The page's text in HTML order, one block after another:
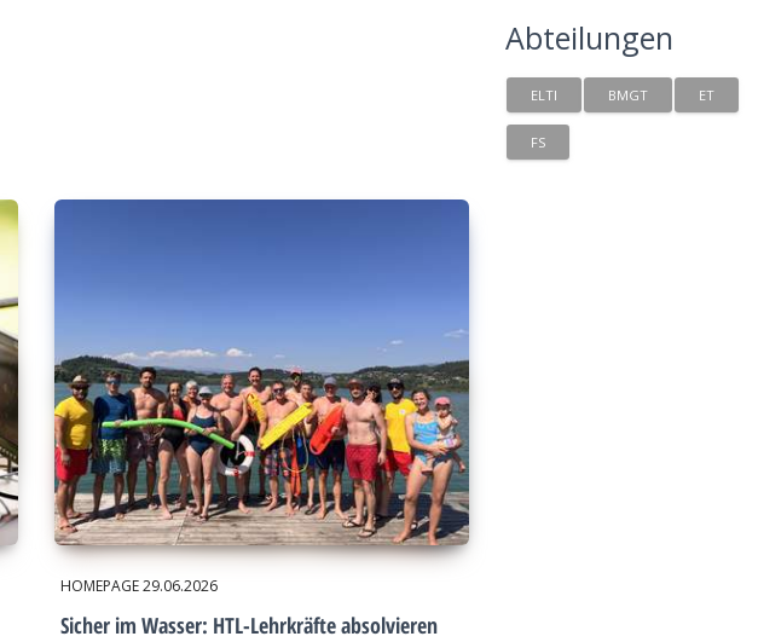
HOMEPAGE29.06.2026
Sicher im Wasser: HTL-Lehrkräfte absolvieren
Abteilungen
ELTI BMGT ET
FS